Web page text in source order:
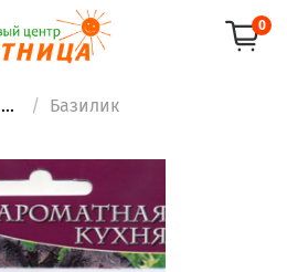
0
... Базилик